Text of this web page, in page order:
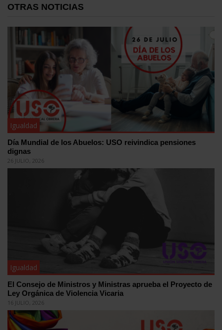
OTRAS NOTICIAS
Igualdad
Día Mundial de los Abuelos: USO reivindica pensiones
dignas
26 JULIO, 2026
Igualdad
El Consejo de Ministros y Ministras aprueba el Proyecto de
Ley Orgánica de Violencia Vicaria
16 JULIO, 2026